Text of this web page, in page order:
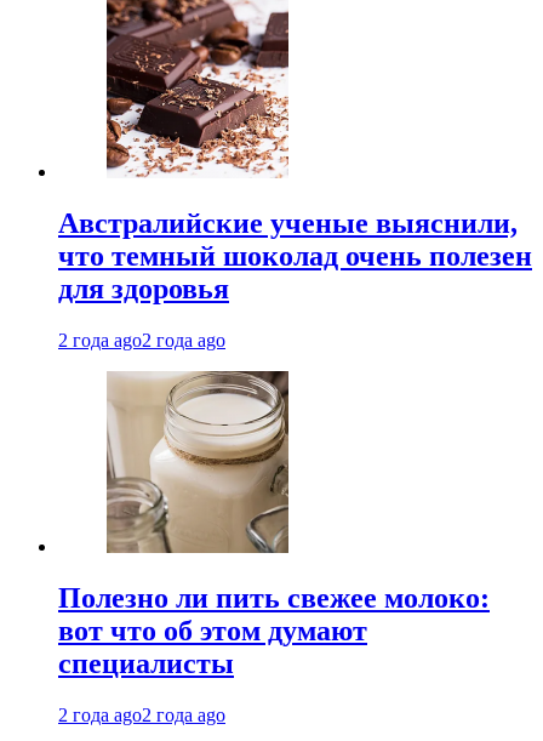
Австралийские ученые выяснили,
что темный шоколад очень полезен
для здоровья
2 года ago2 года ago
Полезно ли пить свежее молоко:
вот что об этом думают
специалисты
2 года ago2 года ago